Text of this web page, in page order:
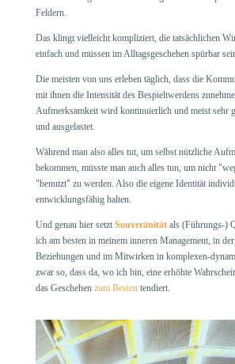
Feldern.
Das klingt vielleicht kompliziert, die tatsächlichen
einfach und müssen im Alltagsgeschehen spürbar
Die meisten von uns erleben täglich, dass die
mit ihnen die Intensität des Bespieltwerdens
Aufmerksamkeit wird kontinuierlich und meist sehr
und ausgelastet.
Während man also alles tut, um selbst nützliche
bekommen, müsste man auch alles tun, um nicht
"benutzt" zu werden. Also die eigene Identität
entwicklungsfähig halten.
Und genau hier setzt Souveränitätals (Führungs-)
ich am besten in meinem inneren Management, in
Beziehungen und im Mitwirken in komplexen-
zwar so, dass da, wo ich bin, eine erhöhte
das Geschehen zum Bestentendiert.